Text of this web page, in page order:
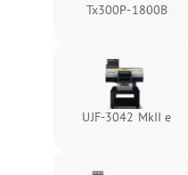
Tx300P-1800B
UJF-3042 MkII e